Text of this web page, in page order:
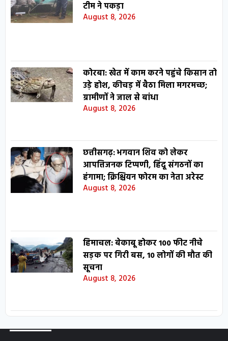
टीम ने पकड़ा
August 8, 2026
कोरबा: खेत में काम करने पहुंचे किसान तो
उड़े होश, कीचड़ में बैठा मिला मगरमच्छ;
ग्रामीणों ने जाल से बांधा
August 8, 2026
छत्तीसगढ़: भगवान शिव को लेकर
आपत्तिजनक टिप्पणी, हिंदू संगठनों का
हंगामा; क्रिश्चियन फोरम का नेता अरेस्ट
August 8, 2026
हिमाचल: बेकाबू होकर 100 फीट नीचे
सड़क पर गिरी बस, 10 लोगों की मौत की
सूचना
August 8, 2026